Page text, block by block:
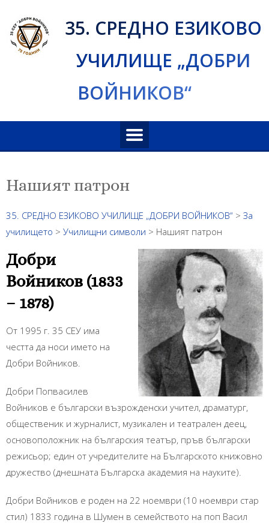
content
35. СРЕДНО ЕЗИКОВО
УЧИЛИЩЕ „ДОБРИ
ВОЙНИКОВ“
Нашият патрон
35. СРЕДНО ЕЗИКОВО УЧИЛИЩЕ „ДОБРИ ВОЙНИКОВ“ > За
училището > Училищни символи > Нашият патрон
Добри
Войников (1833
– 1878)
От 1995 г. 35 СЕУ има
честта да носи името на
Добри Войников.
Добри Попвасилев
Войников е български възрожденски учител, драматург,
общественик и журналист, музикален и театрален деец,
основоположник на българския театър, пръв български
режисьор; един от учредителите на Българското книжовно
дружество (днешната Българска академия на науките).
Добри Войников е роден на 22 ноември (10 ноември стар
стил) 1833 година в Шумен в семейството на поп Васил